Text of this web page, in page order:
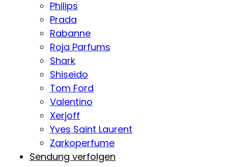
Philips
Prada
Rabanne
Roja Parfums
Shark
Shiseido
Tom Ford
Valentino
Xerjoff
Yves Saint Laurent
Zarkoperfume
Sendung verfolgen